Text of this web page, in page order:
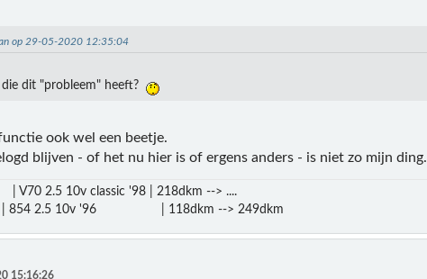
op 29-05-2020 12:35:04
die dit "probleem" heeft?
ook wel een beetje.
blijven - of het nu hier is of ergens anders - is niet zo mijn ding.
2.5 10v classic '98 | 218dkm --> ....
| 854 2.5 10v '96 | 118dkm --> 249dkm
15:16:26